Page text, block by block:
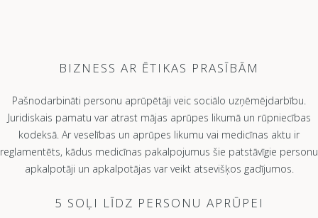
BIZNESS AR ĒTIKAS PRASĪBĀM
Pašnodarbināti personu aprūpētāji veic sociālo uzņēmējdarbību.
Juridiskais pamatu var atrast mājas aprūpes likumā un rūpniecības
kodeksā. Ar veselības un aprūpes likumu vai medicīnas aktu ir
reglamentēts, kādus medicīnas pakalpojumus šie patstāvīgie personu
apkalpotāji un apkalpotājas var veikt atsevišķos gadījumos.
5 SOĻI LĪDZ PERSONU APRŪPEI